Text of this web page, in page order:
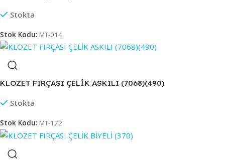
Stokta
Stok Kodu: MT-014
KLOZET FIRÇASI ÇELİK ASKILI (7068)(490)
Stokta
Stok Kodu: MT-172